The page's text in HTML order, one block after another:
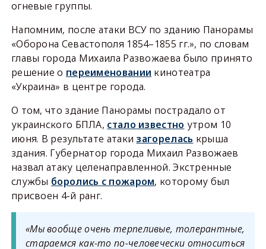
огневые группы.
Напомним, после атаки ВСУ по зданию Панорамы
«Оборона Севастополя 1854–1855 гг.», по словам
главы города Михаила Развожаева было принято
решение о переименовании кинотеатра
«Украина» в центре города.
О том, что здание Панорамы пострадало от
украинского БПЛА, стало известно утром 10
июня. В результате атаки загорелась крыша
здания. Губернатор города Михаил Развожаев
назвал атаку целенаправленной. Экстренные
службы боролись с пожаром, которому был
присвоен 4-й ранг.
«Мы вообще очень терпеливые, толерантные,
стараемся как-то по-человечески относиться